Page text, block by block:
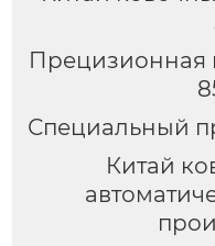
Прецизионная
Специальный
Китай